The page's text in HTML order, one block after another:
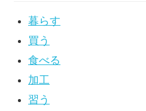
暮らす
買う
食べる
加工
習う